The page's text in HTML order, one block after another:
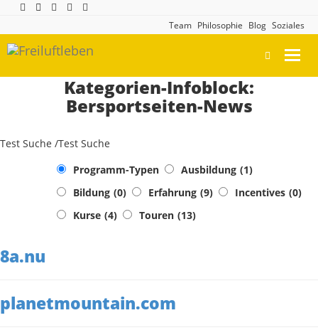
Soziales
Blog
Philosophie
Team
Kategorien-Infoblock:
Bersportseiten-News
Test Suche /Test Suche
Programm-Typen
Ausbildung (1)
Bildung (0) Erfahrung (9) Incentives (0)
Kurse (4) Touren (13)
8a.nu
planetmountain.com